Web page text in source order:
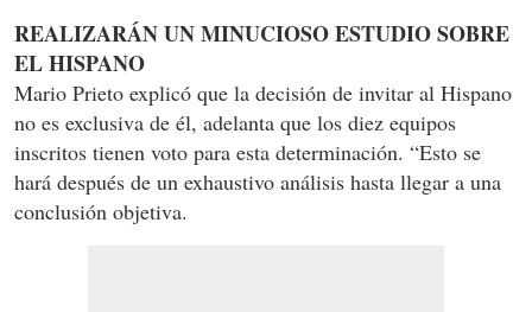
REALIZARÁN UN MINUCIOSO ESTUDIO SOBRE
EL HISPANO
Mario Prieto explicó que la decisión de invitar al Hispano
no es exclusiva de él, adelanta que los diez equipos
inscritos tienen voto para esta determinación. “Esto se
hará después de un exhaustivo análisis hasta llegar a una
conclusión objetiva.